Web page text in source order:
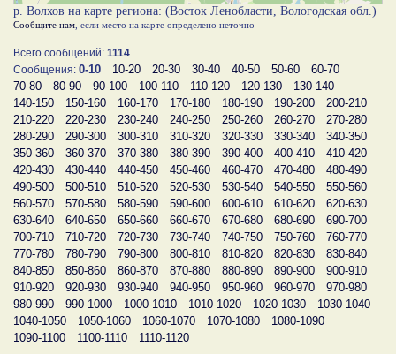
р. Волхов на карте региона: (Восток Ленобласти, Вологодская обл.)
Сообщите нам , если место на карте определено неточно
Всего сообщений: 1114
Сообщения: 0-10 10-20 20-30 30-40 40-50 50-60
60-70
70-80
80-90 90-100 100-110 110-120 120-130
130-140
140-150
150-160 160-170 170-180 180-190 190-200
200-210
210-220
220-230 230-240 240-250 250-260 260-270
270-280
280-290
290-300 300-310 310-320 320-330 330-340
340-350
350-360
360-370 370-380 380-390 390-400 400-410
410-420
420-430
430-440 440-450 450-460 460-470 470-480
480-490
490-500
500-510 510-520 520-530 530-540 540-550
550-560
560-570
570-580 580-590 590-600 600-610 610-620
620-630
630-640
640-650 650-660 660-670 670-680 680-690
690-700
700-710
710-720 720-730 730-740 740-750 750-760
760-770
770-780
780-790 790-800 800-810 810-820 820-830
830-840
840-850
850-860 860-870 870-880 880-890 890-900
900-910
910-920
920-930 930-940 940-950 950-960 960-970
970-980
980-990
990-1000 1000-1010 1010-1020 1020-1030
1030-1040
1040-1050
1050-1060 1060-1070 1070-1080
1080-1090
1090-1100
1100-1110 1110-1120